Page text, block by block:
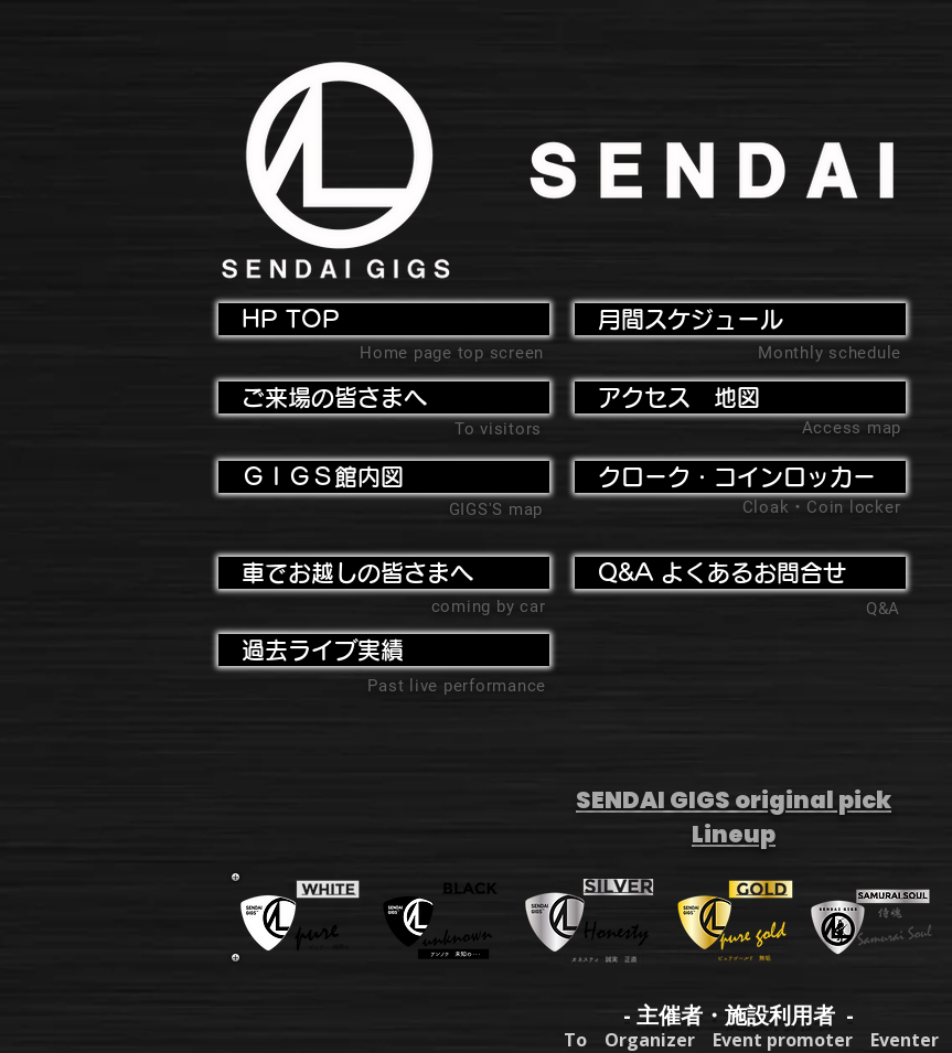
HP TOP
Home page top screen
ご来場の皆さまへ
To visitors
ＧＩＧＳ館内図
GIGS'S map
月間スケジュール
Monthly schedule
アクセス 地図
Access map
クローク・コインロッカー
Cloak・Coin locker
車でお越しの皆さまへ
coming by car
過去ライブ実績
Past live performance
Q&A よくあるお問合せ
Q&A
SENDAI GIGS original pick
Lineup
- 主催者・施設利用者 -
To Organizer Event promoter Eventer